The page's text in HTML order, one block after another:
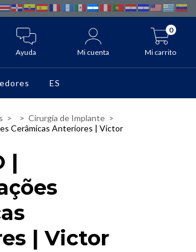
Ayuda Mi cuenta Mi carrito
0
ES
> > Cirurgia de Implante >
Cerâmicas Anteriores | Victor
|
| Victor